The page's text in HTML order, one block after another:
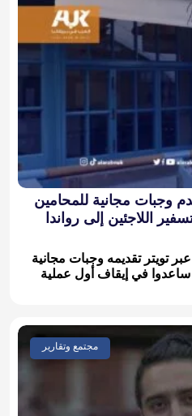
وجبات مجانية للمحامين
اللاجئين إلى رواندا
تويتر تقديمه وجبات مجانية
في إيقاف أول عملية
مجتمع وتقارير